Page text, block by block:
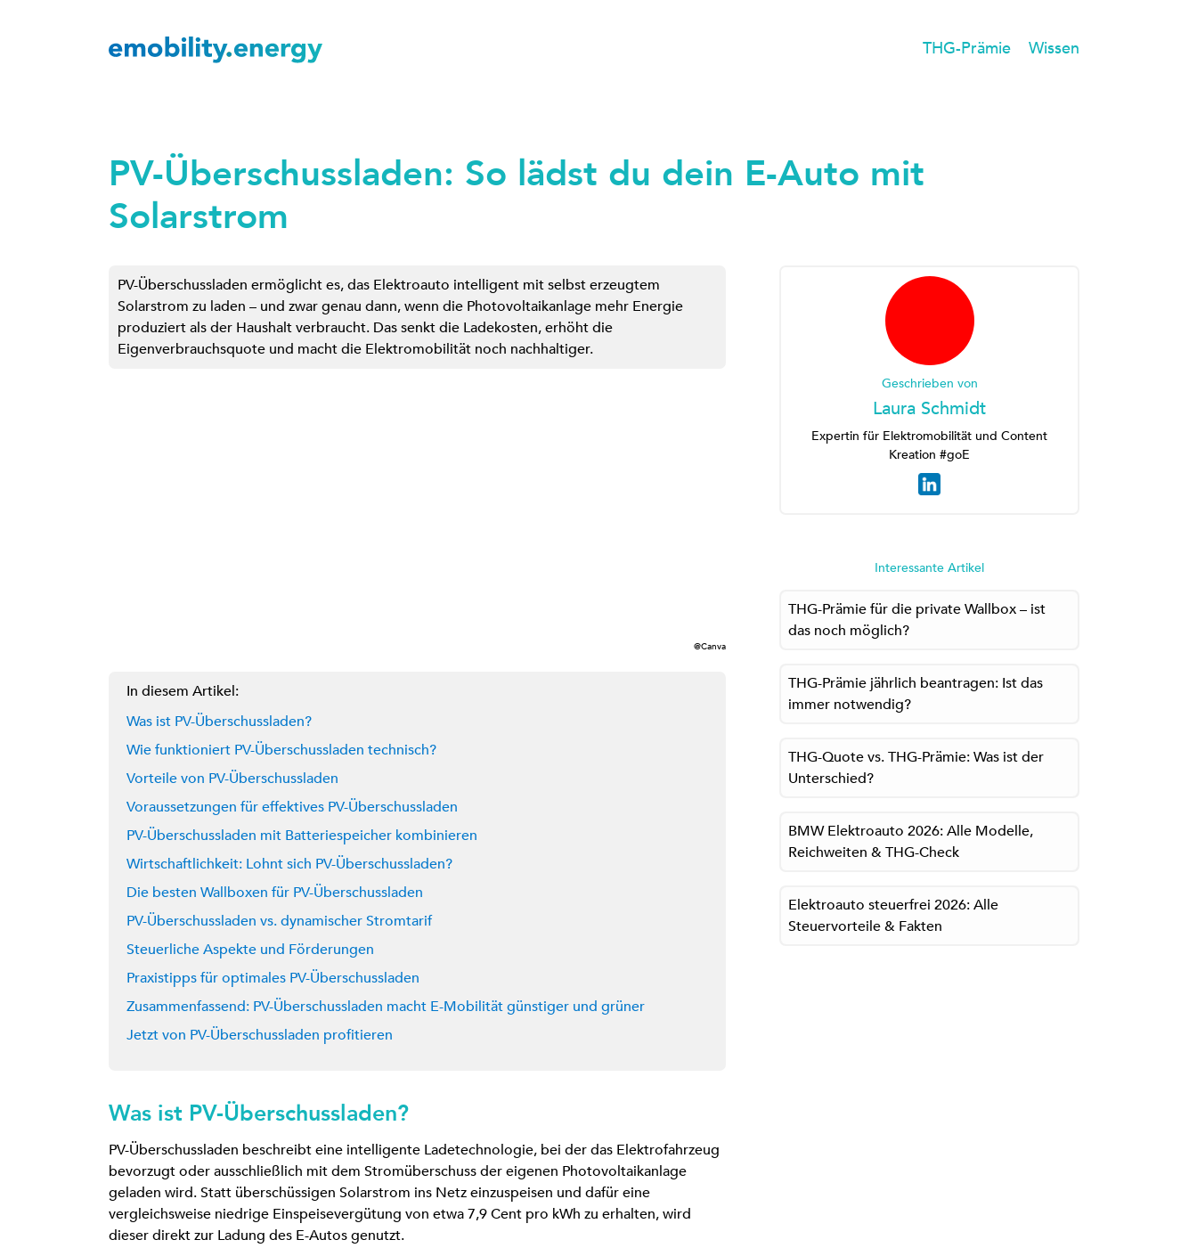
THG-Prämie Wissen
PV-Überschussladen: So lädst du dein E-Auto mit
Solarstrom
PV-Überschussladen ermöglicht es, das Elektroauto intelligent mit selbst erzeugtem
Solarstrom zu laden – und zwar genau dann, wenn die Photovoltaikanlage mehr Energie
produziert als der Haushalt verbraucht. Das senkt die Ladekosten, erhöht die
Eigenverbrauchsquote und macht die Elektromobilität noch nachhaltiger.
@Canva
In diesem Artikel:
Was ist PV-Überschussladen?
Wie funktioniert PV-Überschussladen technisch?
Vorteile von PV-Überschussladen
Voraussetzungen für effektives PV-Überschussladen
PV-Überschussladen mit Batteriespeicher kombinieren
Wirtschaftlichkeit: Lohnt sich PV-Überschussladen?
Die besten Wallboxen für PV-Überschussladen
PV-Überschussladen vs. dynamischer Stromtarif
Steuerliche Aspekte und Förderungen
Praxistipps für optimales PV-Überschussladen
Zusammenfassend: PV-Überschussladen macht E-Mobilität günstiger und grüner
Jetzt von PV-Überschussladen profitieren
Was ist PV-Überschussladen?
PV-Überschussladen beschreibt eine intelligente Ladetechnologie, bei der das Elektrofahrzeug
bevorzugt oder ausschließlich mit dem Stromüberschuss der eigenen Photovoltaikanlage
geladen wird. Statt überschüssigen Solarstrom ins Netz einzuspeisen und dafür eine
vergleichsweise niedrige Einspeisevergütung von etwa 7,9 Cent pro kWh zu erhalten, wird
dieser direkt zur Ladung des E-Autos genutzt.
Geschrieben von
Laura Schmidt
Expertin für Elektromobilität und Content
Kreation #goE
Interessante Artikel
THG-Prämie für die private Wallbox – ist
das noch möglich?
THG-Prämie jährlich beantragen: Ist das
immer notwendig?
THG-Quote vs. THG-Prämie: Was ist der
Unterschied?
BMW Elektroauto 2026: Alle Modelle,
Reichweiten & THG-Check
Elektroauto steuerfrei 2026: Alle
Steuervorteile & Fakten